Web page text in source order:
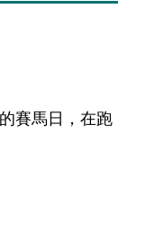
賽馬日，在跑